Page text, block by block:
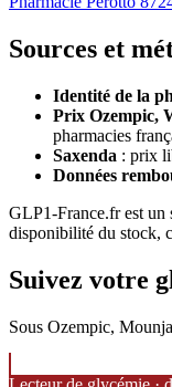
Sources et
Identité de la
Prix Ozempic,
pharmacies
Saxenda : prix
Données
GLP1-France.fr est un
disponibilité du stock,
Suivez votre
Sous Ozempic,